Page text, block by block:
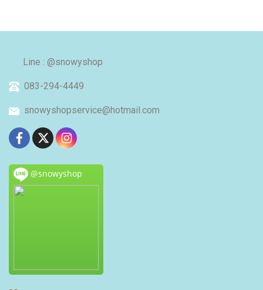
Line : @snowyshop
083-294-4449
snowyshopservice@hotmail.com
@snowyshop